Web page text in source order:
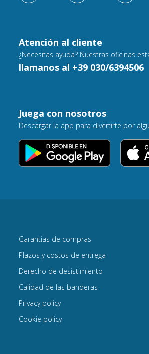
Atención al cliente
¿Necesitas ayuda? Nuestras oficinas
llamanos al +39 030/6394506
Juega con nosotros
Descargar la app para divertirte por
Garantias de compras
Plazos y costos de entrega
Derecho de desistimiento
Calidad de las banderas
Privacy policy
Cookie policy